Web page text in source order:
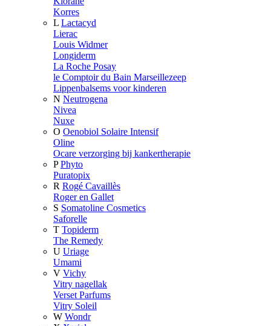
Korres
L Lactacyd
Lierac
Louis Widmer
Longiderm
La Roche Posay
le Comptoir du Bain Marseillezeep
Lippenbalsems voor kinderen
N Neutrogena
Nivea
Nuxe
O Oenobiol Solaire Intensif
Oline
Ocare verzorging bij kankertherapie
P Phyto
Puratopix
R Rogé Cavaillès
Roger en Gallet
S Somatoline Cosmetics
Saforelle
T Topiderm
The Remedy
U Uriage
Umami
V Vichy
Vitry nagellak
Verset Parfums
Vitry Soleil
W Wondr